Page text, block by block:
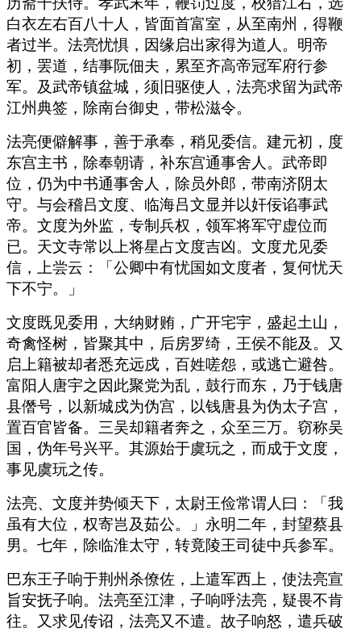
白衣左右百八十人，皆面首富室，从至南州，得鞭
者过半。法亮忧惧，因缘启出家得为道人。明帝
初，罢道，结事阮佃夫，累至齐高帝冠军府行参
军。及武帝镇盆城，须旧驱使人，法亮求留为武帝
江州典签，除南台御史，带松滋令。
法亮便僻解事，善于承奉，稍见委信。建元初，度
东宫主书，除奉朝请，补东宫通事舍人。武帝即
位，仍为中书通事舍人，除员外郎，带南济阴太
守。与会稽吕文度、临海吕文显并以奸佞谄事武
帝。文度为外监，专制兵权，领军将军守虚位而
已。天文寺常以上将星占文度吉凶。文度尤见委
信，上尝云：「公卿中有忧国如文度者，复何忧天
下不宁。」
文度既见委用，大纳财贿，广开宅宇，盛起土山，
奇禽怪树，皆聚其中，后房罗绮，王侯不能及。又
启上籍被却者悉充远戍，百姓嗟怨，或逃亡避咎。
富阳人唐宇之因此聚党为乱，鼓行而东，乃于钱唐
县僭号，以新城戍为伪宫，以钱唐县为伪太子宫，
置百官皆备。三吴却籍者奔之，众至三万。窃称吴
国，伪年号兴平。其源始于虞玩之，而成于文度，
事见虞玩之传。
法亮、文度并势倾天下，太尉王俭常谓人曰：「我
虽有大位，权寄岂及茹公。」永明二年，封望蔡县
男。七年，除临淮太守，转竟陵王司徒中兵参军。
巴东王子响于荆州杀僚佐，上遣军西上，使法亮宣
旨安抚子响。法亮至江津，子响呼法亮，疑畏不肯
往。又求见传诏，法亮又不遣。故子响怒，遣兵破